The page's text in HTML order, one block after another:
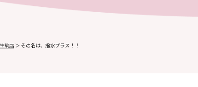
生駒店 ＞ その名は、撥水プラス！！